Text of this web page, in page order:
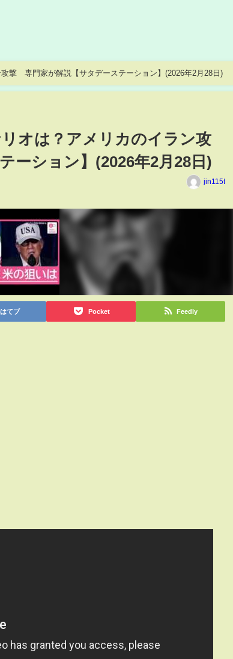
撃 専門家が解説【サタデーステーション】(2026年2月28日)
オは？アメリカのイラン攻
ーション】(2026年2月28日)
jin115t
はてブ Pocket Feedly